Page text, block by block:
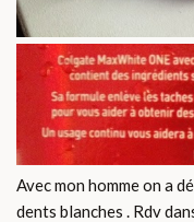
Avec mon homme on a
dents blanches . Rdv